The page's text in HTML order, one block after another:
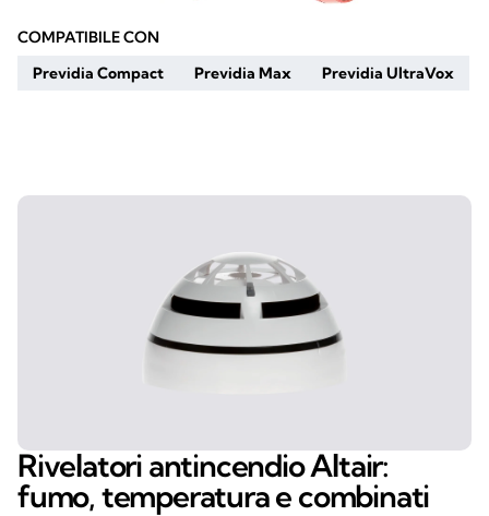
COMPATIBILE CON
Previdia Compact
Previdia Max Previdia UltraVox
Rivelatori antincendio Altair:
fumo, temperatura e combinati